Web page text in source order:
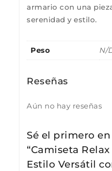
armario con una
serenidad y estilo.
Peso N/
Reseñas
Aún no hay reseñas
Sé el primero
“Camiseta
Estilo Versátil